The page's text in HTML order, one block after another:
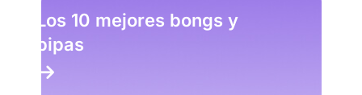
Los 10 mejores bongs y
pipas